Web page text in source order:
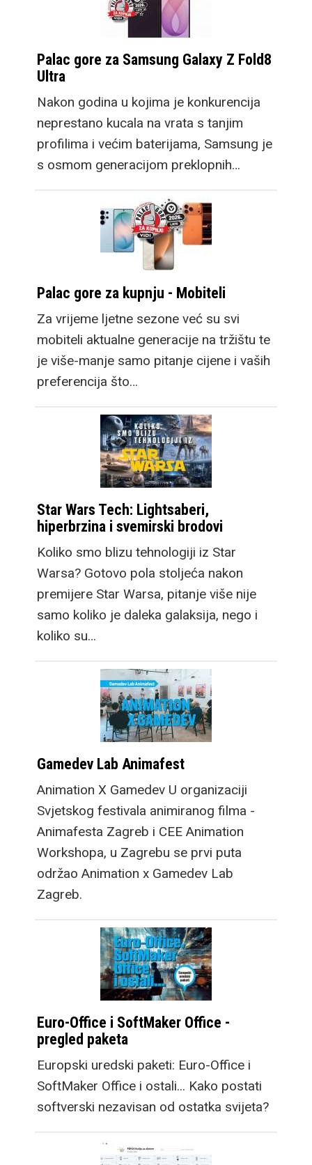
Palac gore za Samsung Galaxy Z Fold8
Ultra
Nakon godina u kojima je konkurencija
neprestano kucala na vrata s tanjim
profilima i većim baterijama, Samsung je
s osmom generacijom preklopnih…
Palac gore za kupnju - Mobiteli
Za vrijeme ljetne sezone već su svi
mobiteli aktualne generacije na tržištu te
je više-manje samo pitanje cijene i vaših
preferencija što…
Star Wars Tech: Lightsaberi,
hiperbrzina i svemirski brodovi
Koliko smo blizu tehnologiji iz Star
Warsa? Gotovo pola stoljeća nakon
premijere Star Warsa, pitanje više nije
samo koliko je daleka galaksija, nego i
koliko su…
Gamedev Lab Animafest
Animation X Gamedev U organizaciji
Svjetskog festivala animiranog filma -
Animafesta Zagreb i CEE Animation
Workshopa, u Zagrebu se prvi puta
održao Animation x Gamedev Lab
Zagreb.
Euro-Office i SoftMaker Office -
pregled paketa
Europski uredski paketi: Euro-Office i
SoftMaker Office i ostali... Kako postati
softverski nezavisan od ostatka svijeta?